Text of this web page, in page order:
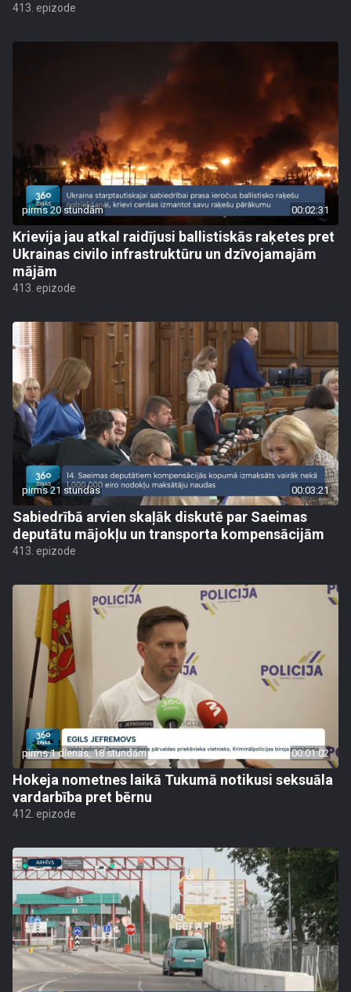
413. epizode
pirms 20 stundām 00:02:31
Krievija jau atkal raidījusi ballistiskās raķetes pret
Ukrainas civilo infrastruktūru un dzīvojamajām
mājām
413. epizode
pirms 21 stundas 00:03:21
Sabiedrībā arvien skaļāk diskutē par Saeimas
deputātu mājokļu un transporta kompensācijām
413. epizode
pirms 1 dienas, 18 stundām 00:01:02
Hokeja nometnes laikā Tukumā notikusi seksuāla
vardarbība pret bērnu
412. epizode